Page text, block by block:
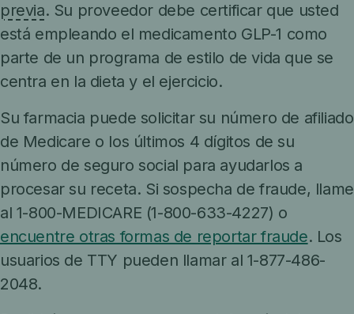
previa. Su proveedor debe certificar que usted
está empleando el medicamento GLP-1 como
parte de un programa de estilo de vida que se
centra en la dieta y el ejercicio.
Su farmacia puede solicitar su número de afiliado
de Medicare o los últimos 4 dígitos de su
número de seguro social para ayudarlos a
procesar su receta. Si sospecha de fraude, llame
al 1-800-MEDICARE (1-800-633-4227) o
encuentre otras formas de reportar fraude. Los
usuarios de TTY pueden llamar al 1-877-486-
2048.